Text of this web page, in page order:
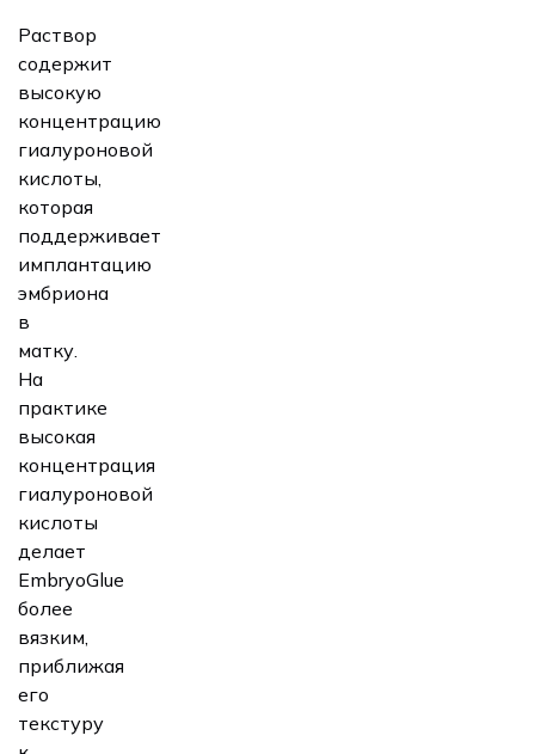
Раствор
содержит
высокую
концентрацию
гиалуроновой
кислоты,
которая
поддерживает
имплантацию
эмбриона
в
матку.
На
практике
высокая
концентрация
гиалуроновой
кислоты
делает
EmbryoGlue
более
вязким,
приближая
его
текстуру